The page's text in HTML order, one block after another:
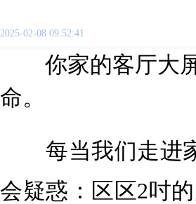
2025-02-08 09:52:41
你家的客厅大屏
命。
每当我们走进家
会疑惑：区区2吋